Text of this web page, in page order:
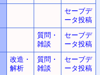
セーブデ
ータ投稿
質問・
雑談
セーブデ
ータ投稿
改造・
解析
質問・
雑談
セーブデ
ータ投稿